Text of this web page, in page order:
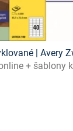
| Avery
+ šablony